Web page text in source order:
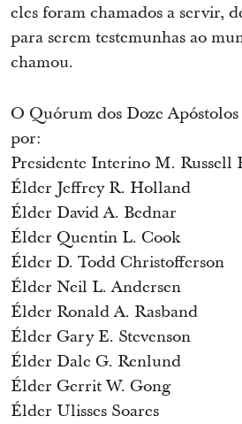
eles foram chamados a servir,
para serem testemunhas ao
chamou.
O Quórum dos Doze
por:
Presidente Interino M. Russell
Élder Jeffrey R. Holland
Élder David A. Bednar
Élder Quentin L. Cook
Élder D. Todd Christofferson
Élder Neil L. Andersen
Élder Ronald A. Rasband
Élder Gary E. Stevenson
Élder Dale G. Renlund
Élder Gerrit W. Gong
Élder Ulisses Soares